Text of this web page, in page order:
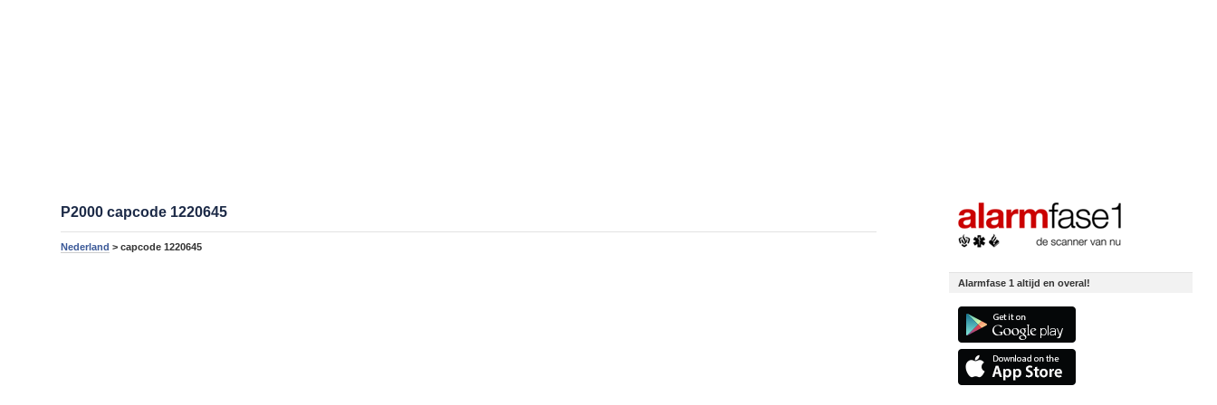
P2000 capcode 1220645
Nederland > capcode 1220645
Alarmfase 1 altijd en overal!